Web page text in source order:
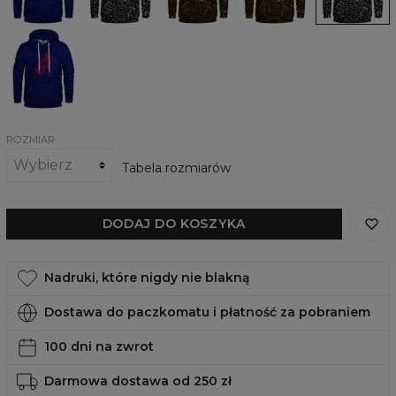
Riot
Riot
Damska
bluza
kapturem
Blue
Riot
ROZMIAR
Tabela rozmiarów
DODAJ DO KOSZYKA
Nadruki, które nigdy nie blakną
Dostawa do paczkomatu i płatność za pobraniem
100 dni na zwrot
Darmowa dostawa od 250 zł